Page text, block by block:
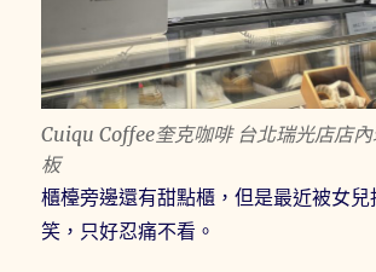
Cuiqu Coffee奎克咖啡 台北瑞光店店
板
櫃檯旁邊還有甜點櫃，但是最近被女兒
笑，只好忍痛不看。